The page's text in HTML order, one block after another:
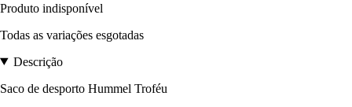
Produto indisponível
Todas as variações esgotadas
Descrição
Saco de desporto Hummel Troféu